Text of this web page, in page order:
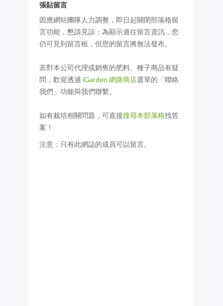
張貼留言
因應網站團隊人力調整，即日起關閉部落格留
言功能，懇請見諒；為顯示過往留言資訊，您
仍可見到留言框，但您的留言將無法發布。
若對本公司代理或銷售的肥料、種子商品有疑
問，歡迎透過 iGarden 網路商店選單的「聯絡
我們」功能與我們聯繫。
如有栽培相關問題，可直接搜尋本部落格找答
案！
注意：只有此網誌的成員可以留言。